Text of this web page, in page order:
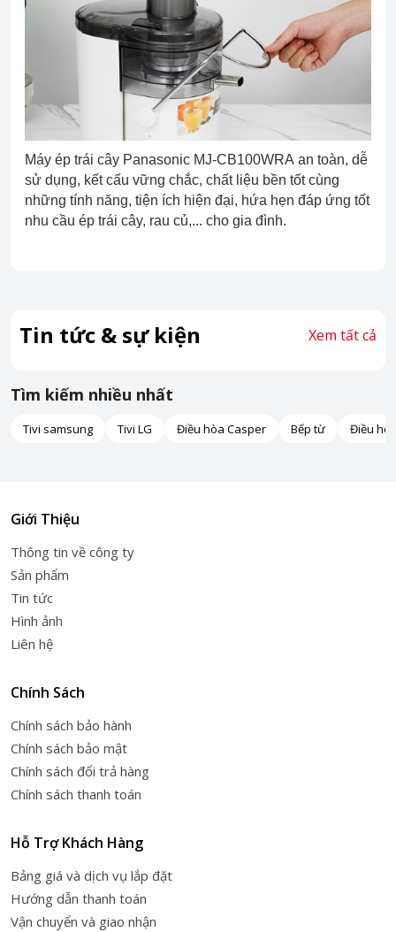
Máy ép trái cây Panasonic MJ-CB100WRA an toàn, dễ
sử dụng, kết cấu vững chắc, chất liệu bền tốt cùng
những tính năng, tiện ích hiện đại, hứa hẹn đáp ứng tốt
nhu cầu ép trái cây, rau củ,... cho gia đình.
Tin tức & sự kiện Xem tất cả
Tìm kiếm nhiều nhất
Tivi samsung Tivi LG Điều hòa Casper Bếp từ Điều
Giới Thiệu
Thông tin về công ty
Sản phẩm
Tin tức
Hình ảnh
Liên hệ
Chính Sách
Chính sách bảo hành
Chính sách bảo mật
Chính sách đổi trả hàng
Chính sách thanh toán
Hỗ Trợ Khách Hàng
Bảng giá và dịch vụ lắp đặt
Hướng dẫn thanh toán
Vận chuyển và giao nhận